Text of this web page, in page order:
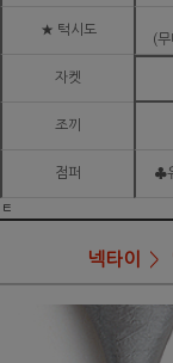
★ 턱시도
(
자켓
조끼
점퍼 ♣
ㅌ
넥타이